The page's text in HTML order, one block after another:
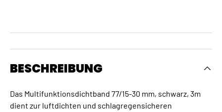
BESCHREIBUNG
Das Multifunktionsdichtband 77/15-30 mm, schwarz, 3m
dient zur luftdichten und schlagregensicheren